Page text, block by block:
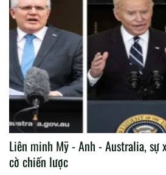
nước thế chân Mỹ sẽ ra sao, đang
ý của toàn thế giới.
Liên minh Mỹ - Anh - Australia, sự
cờ chiến lược